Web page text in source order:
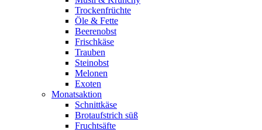
Trockenfrüchte
Öle & Fette
Beerenobst
Frischkäse
Trauben
Steinobst
Melonen
Exoten
Monatsaktion
Schnittkäse
Brotaufstrich süß
Fruchtsäfte